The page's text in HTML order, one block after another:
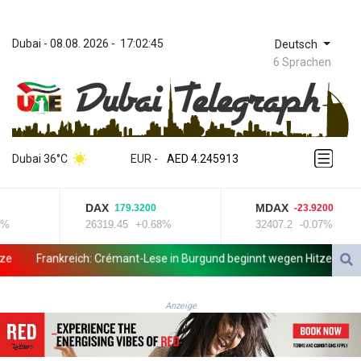
Dubai - 08.08. 2026 - 17:02:45 Deutsch
6 Sprachen
Dubai 36°C EUR -
ZWL 372.275202
AED 4.245913
AED 4.245913
AFN 76.887634
AOA 1060.176801
ARS 1724.882567
AUD 1.638747
AZN 1.97002
BAM 1.955776
BBD 2.321671
BDT 142.688227
DAX 179.3200
26319.45 +0.68%
MDAX -23.9200
32407.2 -0.07%
Frankreich: Crémant-Lese in Burgund beginnt wegen Hitzewellen
Anzeige